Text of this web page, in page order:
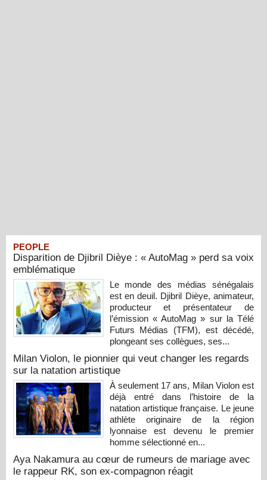
PEOPLE
Disparition de Djibril Dièye : « AutoMag » perd sa voix
emblématique
Le monde des médias sénégalais
est en deuil. Djibril Dièye, animateur,
producteur et présentateur de
l’émission « AutoMag » sur la Télé
Futurs Médias (TFM), est décédé,
plongeant ses collègues, ses...
Milan Violon, le pionnier qui veut changer les regards
sur la natation artistique
À seulement 17 ans, Milan Violon est
déjà entré dans l’histoire de la
natation artistique française. Le jeune
athlète originaire de la région
lyonnaise est devenu le premier
homme sélectionné en...
Aya Nakamura au cœur de rumeurs de mariage avec
le rappeur RK, son ex-compagnon réagit